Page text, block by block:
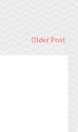
Older Post